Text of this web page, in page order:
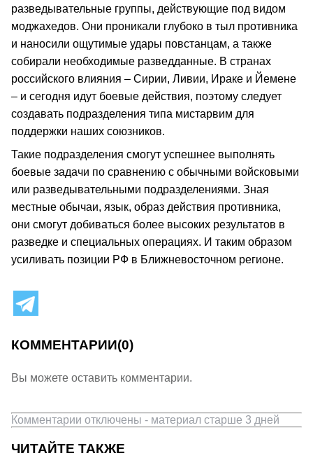
разведывательные группы, действующие под видом
моджахедов. Они проникали глубоко в тыл противника
и наносили ощутимые удары повстанцам, а также
собирали необходимые разведданные. В странах
российского влияния – Сирии, Ливии, Ираке и Йемене
– и сегодня идут боевые действия, поэтому следует
создавать подразделения типа мистарвим для
поддержки наших союзников.
Такие подразделения смогут успешнее выполнять
боевые задачи по сравнению с обычными войсковыми
или разведывательными подразделениями. Зная
местные обычаи, язык, образ действия противника,
они смогут добиваться более высоких результатов в
разведке и специальных операциях. И таким образом
усиливать позиции РФ в Ближневосточном регионе.
КОММЕНТАРИИ(0)
Вы можете оставить комментарии.
Комментарии отключены - материал старше 3 дней
ЧИТАЙТЕ ТАКЖЕ